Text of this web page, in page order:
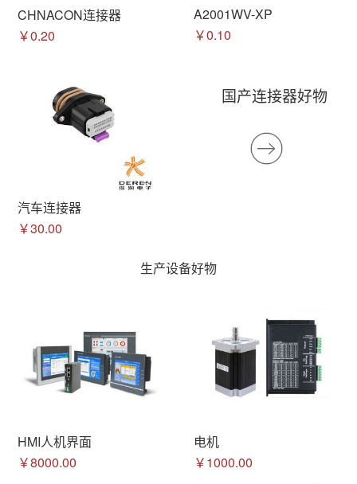
CHNACON连接器
￥0.20
A2001WV-XP
￥0.10
汽车连接器
￥30.00
国产连接器好物
生产设备好物
HMI人机界面
￥8000.00
电机
￥1000.00